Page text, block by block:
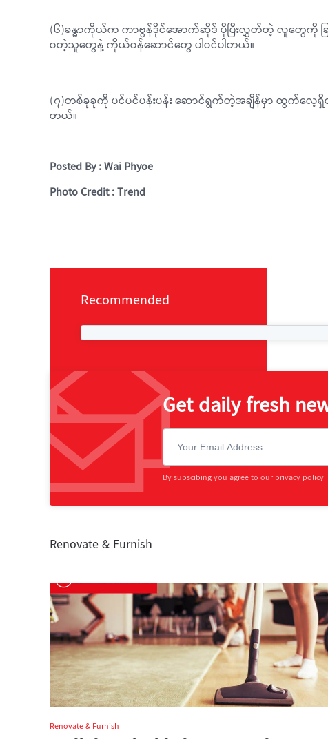
(၆)ခန္ဓာကိုယ်က ကာဗွန်ဒိုင်အောက်ဆိုဒ် ပိုပြီးလွှတ်တဲ့ လူတွေကို ခ
ဝတဲ့သူတွေနဲ့ ကိုယ်ဝန်ဆောင်တွေ ပါဝင်ပါတယ်။
(၇)တစ်ခုခုကို ပင်ပင်ပန်းပန်း ဆောင်ရွက်တဲ့အချိန်မှာ ထွက်လ
တယ်။
Posted By : Wai Phyoe
Photo Credit : Trend
Recommended
Get daily fresh
By subscibing you agree to ourprivacy policy
Renovate & Furnish
Renovate & Furnish